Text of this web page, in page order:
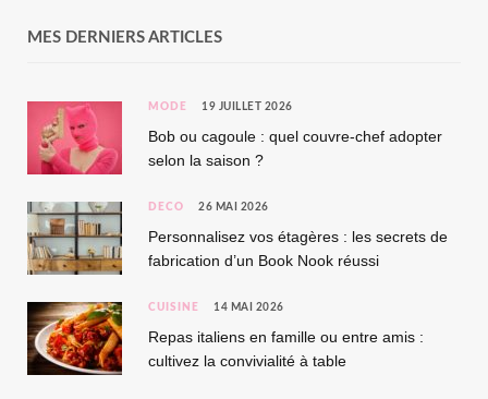
MES DERNIERS ARTICLES
MODE 19 JUILLET 2026
Bob ou cagoule : quel couvre-chef adopter
selon la saison ?
DÉCO 26 MAI 2026
Personnalisez vos étagères : les secrets de
fabrication d’un Book Nook réussi
CUISINE 14 MAI 2026
Repas italiens en famille ou entre amis :
cultivez la convivialité à table